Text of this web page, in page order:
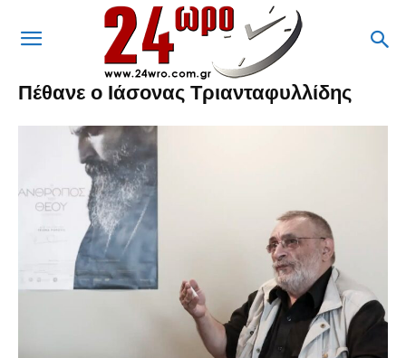
Πέθανε ο Ιάσονας Τριανταφυλλίδης